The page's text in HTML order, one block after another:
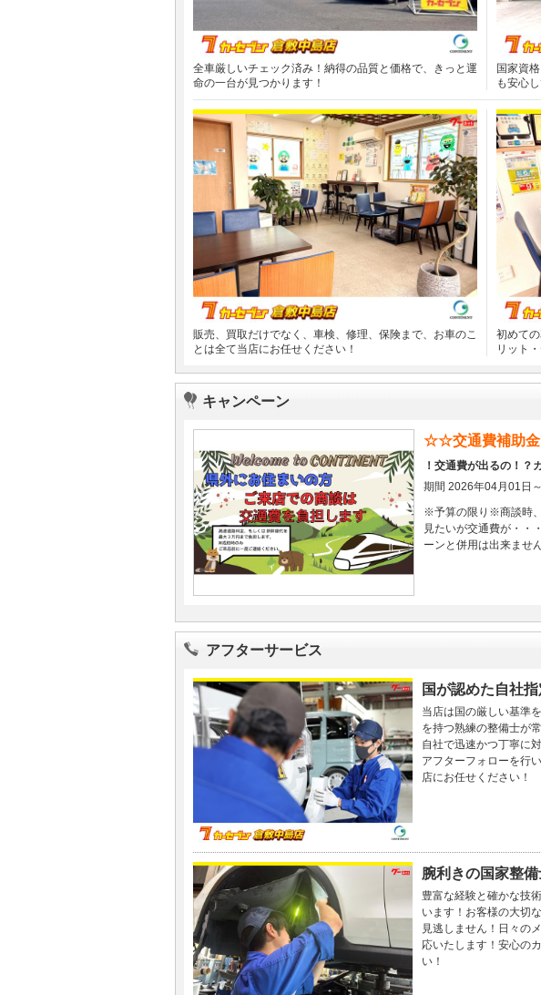
全車厳しいチェック済み！納得の品質と価格で、きっと運
命の一台が見つかります！
国家資
も安心
販売、買取だけでなく、車検、修理、保険まで、お車のこ
とは全て当店にお任せください！
初めて
リット
キャンペーン
☆☆交通費補助
！交通費が出るの！？
期間 2026年04月01日
※予算の限り※商談時
見たいが交通費が・・
ーンと併用は出来ませ
アフターサービス
国が認めた自社
当店は国の厳しい基準
を持つ熟練の整備士が
自社で迅速かつ丁寧に
アフターフォローを行
店にお任せください！
腕利きの国家整
豊富な経験と確かな技
います！お客様の大切
見逃しません！日々の
応いたします！安心の
い！